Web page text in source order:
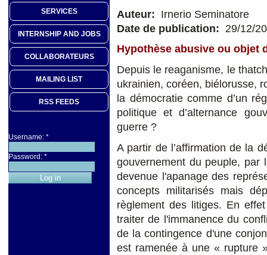
SERVICES
INTERNSHIP AND JOBS
COLLABORATEURS
MAILING LIST
RSS FEEDS
Username: *
Password: *
Auteur: Irnerio Seminatore
Date de publication: 29/12/
Hypothèse abusive ou objet
Depuis le reaganisme, le
ukrainien, coréen, biélorusse,
la démocratie comme d’un
politique et d’alternance
guerre ?
A partir de l’affirmation de la
gouvernement du peuple,
devenue l'apanage des
concepts militarisés mais
règlement des litiges. En
traiter de l'immanence du
de la contingence d'une
est ramenée à une « rupture